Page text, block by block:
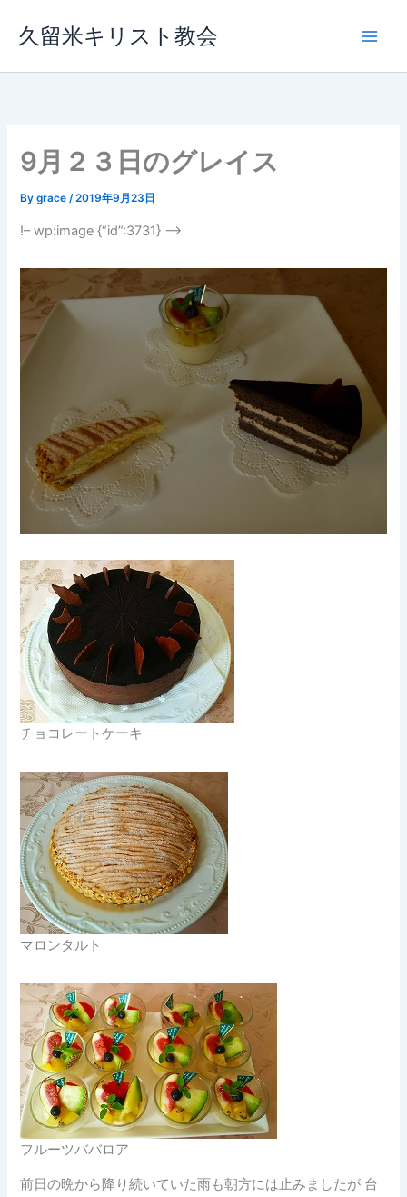
ス
久留米キリスト教会
9月２３日のグレイス
Bygrace/2019年9月23日
!– wp:image {“id”:3731} –>
チョコレートケーキ
マロンタルト
フルーツババロア
前日の晩から降り続いていた雨も朝方には止みましたが 台